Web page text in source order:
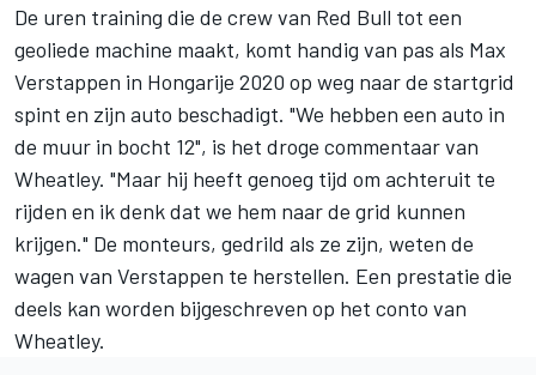
De uren training die de crew van Red Bull tot een
geoliede machine maakt, komt handig van pas als Max
Verstappen in Hongarije 2020 op weg naar de startgrid
spint en zijn auto beschadigt. "We hebben een auto in
de muur in bocht 12", is het droge commentaar van
Wheatley. "Maar hij heeft genoeg tijd om achteruit te
rijden en ik denk dat we hem naar de grid kunnen
krijgen." De monteurs, gedrild als ze zijn, weten de
wagen van Verstappen te herstellen. Een prestatie die
deels kan worden bijgeschreven op het conto van
Wheatley.